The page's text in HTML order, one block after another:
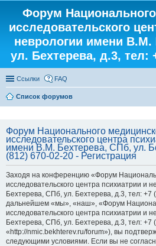
Форум
исследовательского
неврологии имени В.М.
ул. Бехтерева, д.3, тел:
Ссылки FAQ
Список форумов
Форум Национального
исследовательского центра
имени В.М. Бехтерева, СПб, ул.
(812) 670-02-20 - Регистрация
Заходя на конференцию «Форум
исследовательского центра психиатрии и
Бехтерева, СПб, ул. Бехтерева, д.3, тел: +7
дальнейшем «мы», «наш», «Форум
исследовательского центра психиатрии и
Бехтерева, СПб, ул. Бехтерева, д.3, тел: +7
«http://nmic.bekhterev.ru/forum»), вы
следующими условиями. Если вы не